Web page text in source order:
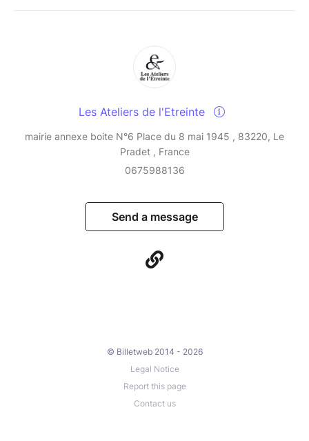
Les Ateliers de l'Etreinte
mairie annexe boite N°6 Place du 8 mai 1945 , 83220, Le
Pradet , France
0675988136
Send a message
© Billetweb 2014 - 2026
Legal Notice
Report this page
Contact us